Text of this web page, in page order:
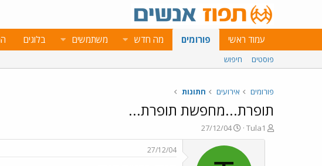
עמוד ראשי פורומים מה חדש משתמשים בלוגים
פוסטים חיפוש
פורומים אירועים חתונות
תופרת...מחפשת תופרת...
פ
ו
Tula1
פ
ו
ר
27/12/04
27/12/04